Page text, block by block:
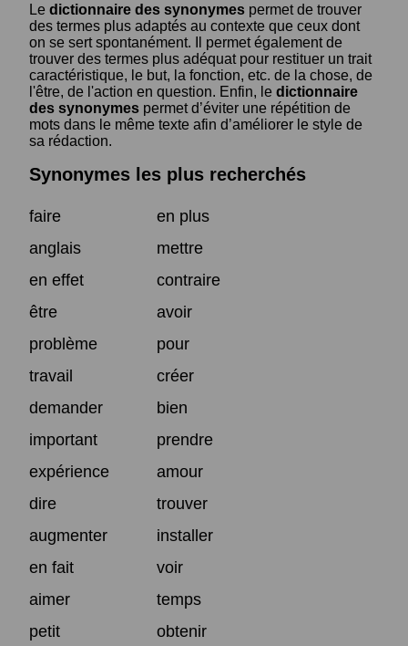
Le dictionnaire des synonymes permet de trouver
des termes plus adaptés au contexte que ceux dont
on se sert spontanément. Il permet également de
trouver des termes plus adéquat pour restituer un trait
caractéristique, le but, la fonction, etc. de la chose, de
l'être, de l'action en question. Enfin, le dictionnaire
des synonymes permet d’éviter une répétition de
mots dans le même texte afin d’améliorer le style de
sa rédaction.
Synonymes les plus recherchés
faire
en plus
anglais
mettre
en effet
contraire
être
avoir
problème
pour
travail
créer
demander
bien
important
prendre
expérience
amour
dire
trouver
augmenter
installer
en fait
voir
aimer
temps
petit
obtenir